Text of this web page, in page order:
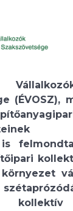
(ÉVOSZ),
is
kollektív